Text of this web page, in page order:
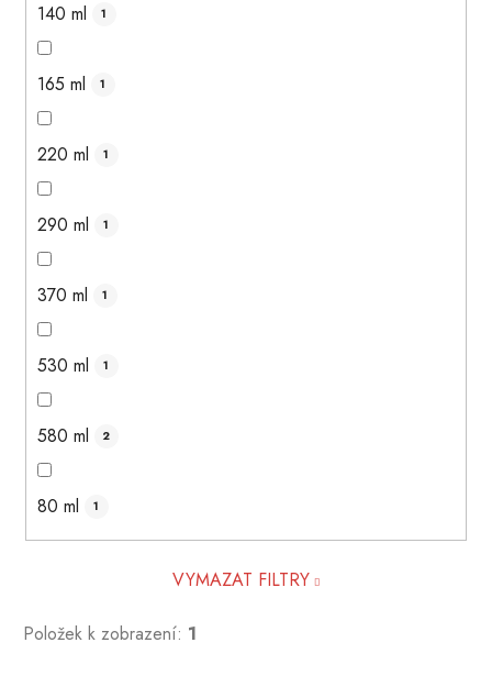
140 ml 1
165 ml 1
220 ml 1
290 ml 1
370 ml 1
530 ml 1
580 ml 2
80 ml 1
VYMAZAT FILTRY
Položek k zobrazení: 1